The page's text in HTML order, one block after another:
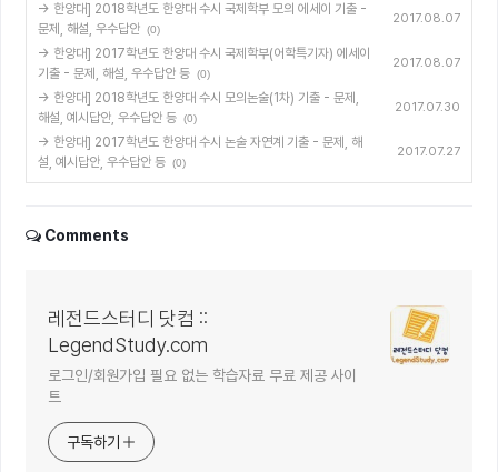
→ 한양대] 2018학년도 한양대 수시 국제학부 모의 에세이 기출 -
문제, 해설, 우수답안 (0)
2017.08.07
→ 한양대] 2017학년도 한양대 수시 국제학부(어학특기자) 에세이
기출 - 문제, 해설, 우수답안 등 (0)
2017.08.07
→ 한양대] 2018학년도 한양대 수시 모의논술(1차) 기출 - 문제,
해설, 예시답안, 우수답안 등 (0)
2017.07.30
→ 한양대] 2017학년도 한양대 수시 논술 자연계 기출 - 문제, 해
설, 예시답안, 우수답안 등 (0)
2017.07.27
Comments
레전드스터디 닷컴 ::
LegendStudy.com
로그인/회원가입 필요 없는 학습자료 무료 제공 사이
트
구독하기